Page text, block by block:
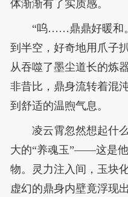
体渐渐有了实质感。
“呜……鼎鼎好暖和
到半空，好奇地用爪子
从吞噬了墨尘道长的炼
非昔比，鼎身流转着混
到舒适的温煦气息。
凌云霄忽然想起什
大的“养魂玉”——这是
物。灵力注入间，玉块
虚幻的鼎身内壁竟浮现